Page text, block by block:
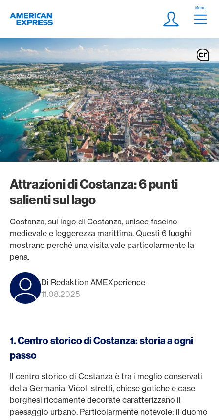
Logo
Meta
Login
Menu
Attrazioni di Costanza: 6 punti
salienti sul lago
Costanza, sul lago di Costanza, unisce fascino
medievale e leggerezza marittima. Questi 6 luoghi
mostrano perché una visita vale particolarmente la
pena.
Di Redaktion AMEXperience
11.08.2025
1. Centro storico di Costanza: storia a ogni
passo
Il centro storico di Costanza è tra i meglio conservati
della Germania. Vicoli stretti, chiese gotiche e case
borghesi riccamente decorate caratterizzano il
paesaggio urbano. Particolarmente notevole: il duomo